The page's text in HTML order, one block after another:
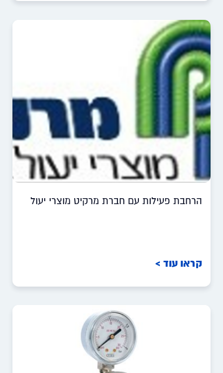
הרחבת פעילות עם חברת מרקיט מוצרי יעול
קראו עוד >